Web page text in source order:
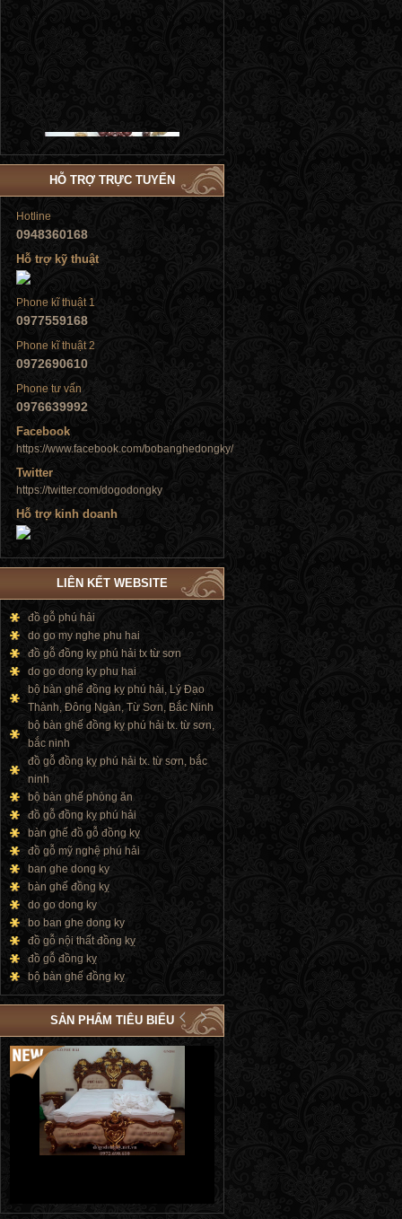
Tủ đứng
Tủ đứng
Tủ đứng
Tủ đứng
HỖ TRỢ TRỰC TUYẾN
Hotline
0948360168
Hỗ trợ kỹ thuật
Phone kĩ thuật 1
0977559168
Phone kĩ thuật 2
0972690610
Phone tư vấn
0976639992
Facebook
https://www.facebook.com/bobanghedongky/
Twitter
https://twitter.com/dogodongky
Hỗ trợ kinh doanh
LIÊN KẾT WEBSITE
đồ gỗ phú hải
do go my nghe phu hai
đồ gỗ đồng kỵ phú hải tx từ sơn
do go dong ky phu hai
bộ bàn ghế đồng kỵ phú hải, Lý Đạo
Thành, Đông Ngàn, Từ Sơn, Bắc Ninh
bộ bàn ghế đồng kỵ phú hải tx. từ sơn,
bắc ninh
đồ gỗ đồng kỵ phú hải tx. từ sơn, bắc
ninh
bộ bàn ghế phòng ăn
đồ gỗ đồng kỵ phú hải
bàn ghế đồ gỗ đồng kỵ
đồ gỗ mỹ nghệ phú hải
ban ghe dong ky
bàn ghế đồng kỵ
do go dong ky
bo ban ghe dong ky
đồ gỗ nội thất đồng kỵ
đồ gỗ đồng kỵ
bộ bàn ghế đồng kỵ
SẢN PHẨM TIÊU BIỂU